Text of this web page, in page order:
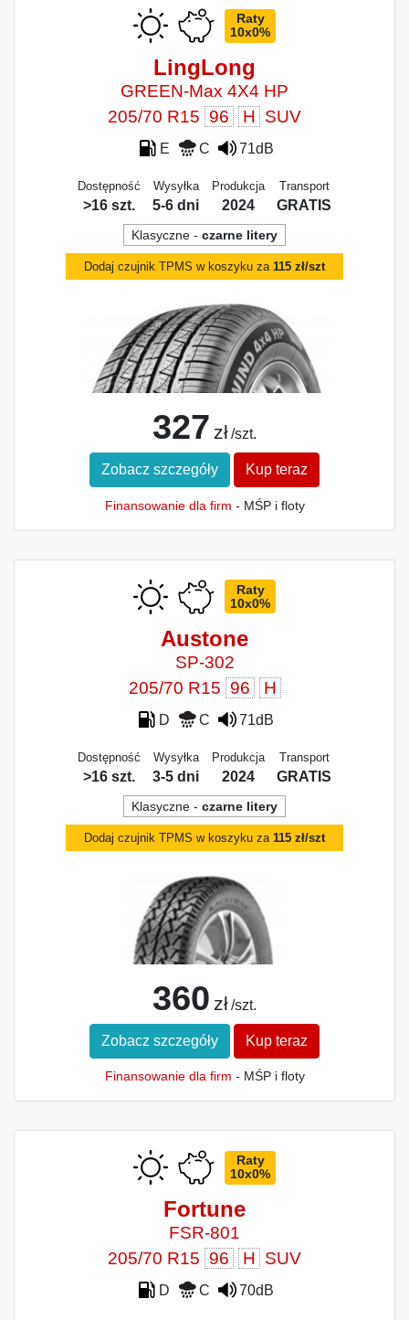
Raty
10x0%
LingLong
GREEN-Max 4X4 HP
205/70 R15 96 H SUV
E C 71dB
Dostępność
>16 szt.
Wysyłka
5-6 dni
Produkcja
2024
Transport
GRATIS
Klasyczne - czarne litery
Dodaj czujnik TPMS w koszyku za 115 zł/szt
327 zł /szt.
Zobacz szczegóły Kup teraz
Finansowanie dla firm - MŚP i floty
Raty
10x0%
Austone
SP-302
205/70 R15 96 H
D C 71dB
Dostępność
>16 szt.
Wysyłka
3-5 dni
Produkcja
2024
Transport
GRATIS
Klasyczne - czarne litery
Dodaj czujnik TPMS w koszyku za 115 zł/szt
360 zł /szt.
Zobacz szczegóły Kup teraz
Finansowanie dla firm - MŚP i floty
Raty
10x0%
Fortune
FSR-801
205/70 R15 96 H SUV
D C 70dB